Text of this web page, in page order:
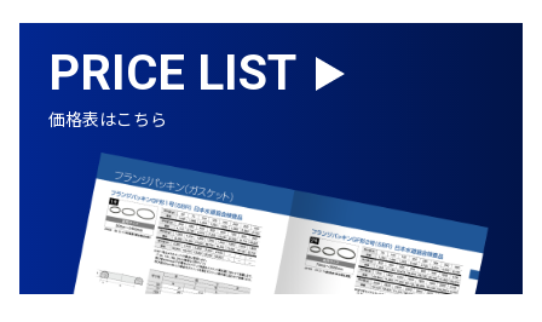
PRICE LIST
価格表はこちら